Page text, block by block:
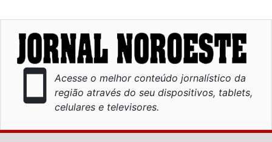
smartphone
Acesse o melhor conteúdo jornalístico da
região através do seu dispositivos, tablets,
celulares e televisores.